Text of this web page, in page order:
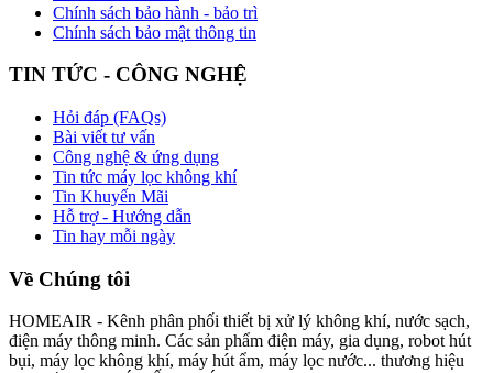
Chính sách bảo hành - bảo trì
Chính sách bảo mật thông tin
TIN TỨC - CÔNG NGHỆ
Hỏi đáp (FAQs)
Bài viết tư vấn
Công nghệ & ứng dụng
Tin tức máy lọc không khí
Tin Khuyến Mãi
Hỗ trợ - Hướng dẫn
Tin hay mỗi ngày
Về Chúng tôi
HOMEAIR - Kênh phân phối thiết bị xử lý không khí, nước sạch,
điện máy thông minh. Các sản phẩm điện máy, gia dụng, robot hút
bụi, máy lọc không khí, máy hút ẩm, máy lọc nước... thương hiệu